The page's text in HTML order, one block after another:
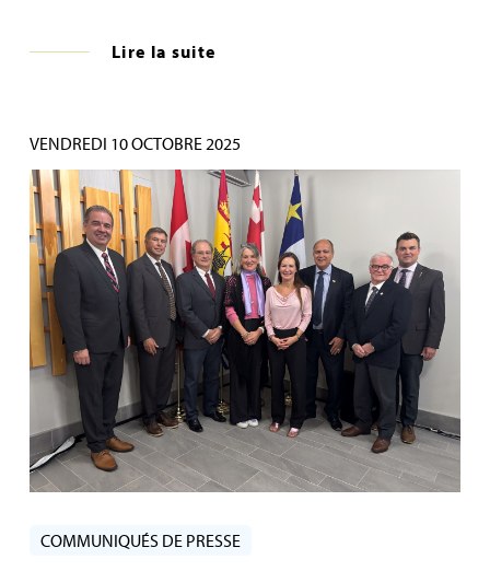
Lire la suite
VENDREDI 10 OCTOBRE 2025
COMMUNIQUÉS DE PRESSE